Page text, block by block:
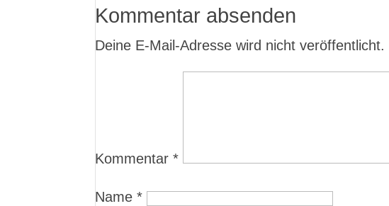
Kommentar absenden
Deine E-Mail-Adresse wird nicht veröffentlicht.
Kommentar*
Name*